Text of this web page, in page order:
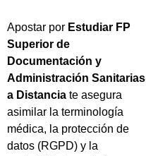
Apostar por Estudiar FP
Superior de
Documentación y
Administración Sanitarias
a Distancia te asegura
asimilar la terminología
médica, la protección de
datos (RGPD) y la